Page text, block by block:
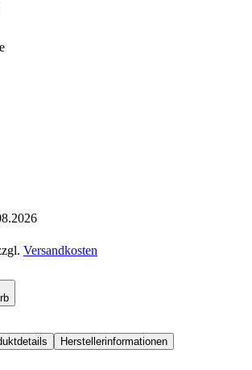
Versandkosten
Herstellerinformationen